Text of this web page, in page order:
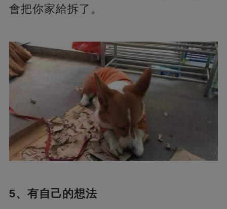
會把你家給拆了。
5、有自己的想法